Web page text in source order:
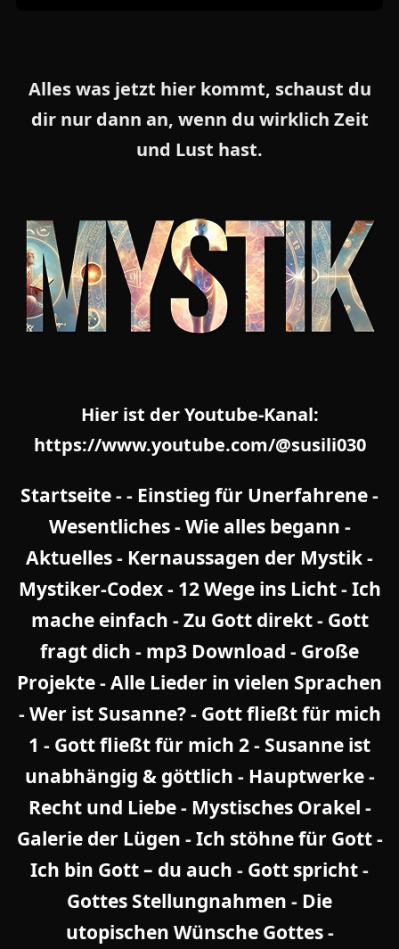
Alles was jetzt hier kommt, schaust du
dir nur dann an, wenn du wirklich Zeit
und Lust hast.
Hier ist der Youtube-Kanal:
https://www.youtube.com/@susili030
Startseite- - Einstieg für Unerfahrene-
Wesentliches-Wie alles begann -
Aktuelles- Kernaussagen der Mystik-
Mystiker-Codex - 12 Wege ins Licht-Ich
mache einfach -Zu Gott direkt- Gott
fragt dich - mp3 Download - Große
Projekte-Alle Lieder in vielen Sprachen
-Wer ist Susanne?- Gott fließt für mich
1 - Gott fließt für mich 2- Susanne ist
unabhängig & göttlich - Hauptwerke-
Recht und Liebe- Mystisches Orakel -
Galerie der Lügen -Ich stöhne für Gott-
Ich bin Gott – du auch - Gott spricht-
Gottes Stellungnahmen - Die
utopischen Wünsche Gottes-